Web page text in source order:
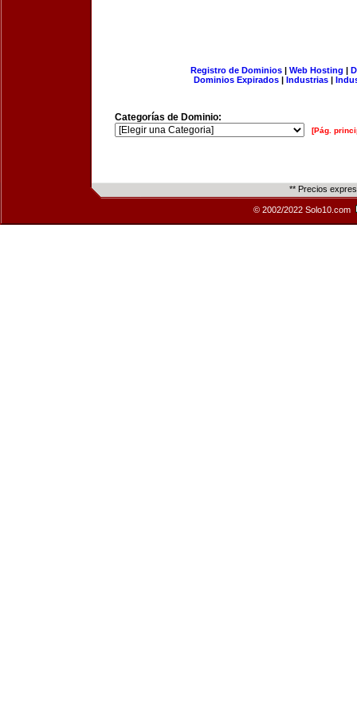
Registro de Dominios| Web Hosting |
Dominios Expirados | Industrias |
Categorías de Dominio:
[Pág.
** Precios
© 2002/2022 Solo10.com